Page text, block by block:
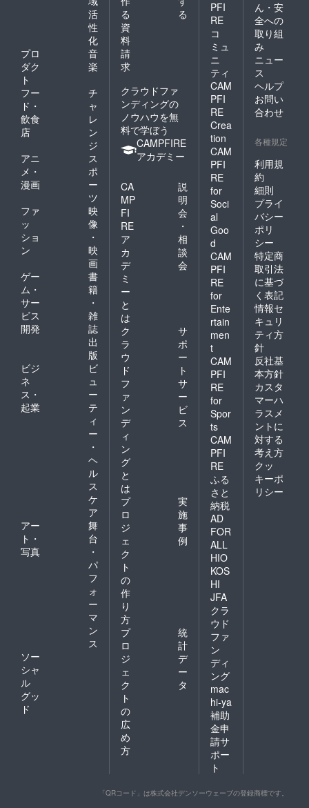
活
性
化
プロ
ダク
ト
音
楽
フー
ド・
飲食
店
チ
ャ
レ
ン
ジ
アニ
メ・
漫画
ス
ポ
ー
ツ
ファ
ッ
ショ
ン
映
像
・
映
画
ゲー
ム・
サー
ビス
開発
書
籍
・
雑
誌
出
版
ビジ
ネ
ス・
起業
ビ
ュ
ー
テ
ィ
ー
・
ヘ
ル
ス
ケ
ア
アー
ト・
写真
舞
台
・
パ
フ
ォ
ー
マ
ン
ス
ソー
シャ
ル
グッ
ド
る
る
資
料
請
求
クラウドファ
ンディングの
ノウハウを無
料で学ぼう
CAMPFIRE
アカデミー
CA
MP
FI
RE
ア
カ
デ
ミ
ー
と
は
説
明
会
・
相
談
会
ク
ラ
ウ
ド
フ
ァ
ン
デ
ィ
ン
グ
と
は
サ
ポ
ー
ト
サ
ー
ビ
ス
プ
ロ
ジ
ェ
ク
ト
の
作
り
方
実
施
事
例
プ
ロ
ジ
ェ
ク
ト
の
広
め
方
統
計
デ
ー
タ
PFI
RE
コ
ミュ
ニ
ティ
CAM
PFI
RE
Crea
tion
CAM
PFI
RE
for
Soci
al
Goo
d
CAM
PFI
RE
for
Ente
rtain
men
t
CAM
PFI
RE
for
Spor
ts
CAM
PFI
RE
ふる
さと
納税
AD
FOR
ALL
HIO
KOS
HI
JFA
クラ
ウド
ファ
ン
ディ
ング
mac
hi-ya
補助
金申
請サ
ポー
ト
ん・安
全への
取り組
み
ニュー
ス
ヘルプ
お問い
合わせ
各種規定
利用規
約
細則
プライ
バシー
ポリ
シー
特定商
取引法
に基づ
く表記
情報セ
キュリ
ティ方
針
反社基
本方針
カスタ
マーハ
ラスメ
ントに
対する
考え方
クッ
キーポ
リシー
「QRコード」は株式会社デンソーウェーブの登録商標です。